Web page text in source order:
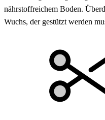
nährstoffreichem Boden.
Wuchs, der gestützt werden